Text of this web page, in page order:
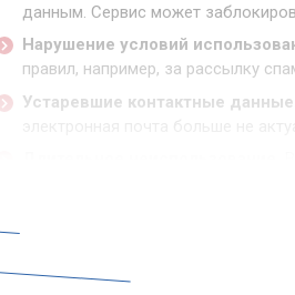
данным. Сервис может
Нарушение условий
правил, например, за рассылку
Устаревшие контактные